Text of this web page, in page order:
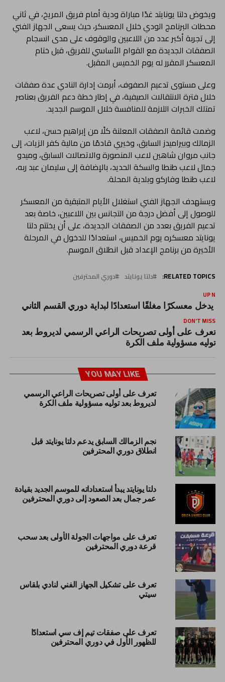
ويخوض دلتا يونايتد غدًا مباراة ودية أمام فريق المريخ، في ثاني
محطات البرنامج الودي خلال المعسكر، حيث يسعى الجهاز الفني
إلى تجربة أكبر عدد من اللاعبين والوقوف على مدى انسجام
الصفقات الجديدة مع القوام الأساسي للفريق، قبل ختام
المعسكر المقرر له يوم الخميس المقبل.
وعلى مستوى تدعيم الصفوف، أبرمت إدارة النادي عدة صفقات
خلال فترة الانتقالات الصيفية، في إطار خطة دعم الفريق بعناصر
تمتلك الخبرات اللازمة للمنافسة خلال الموسم الجديد.
وضمت قائمة الصفقات المعلنة كلًا من إبراهيم حسن، لاعب
الزمالك وبيراميدز السابق، وخيري قادمًا من مالية كفر الزيات، إلى
جانب مروان شاهين لاعب المنصورة والاتصالات السابق، وميدو
جمال لاعب طنطا والسكة الحديد، بالإضافة إلى سليمان عبد ربه،
لاعب طنطا وفاركو وبلدية المحلة.
ويستهدف الجهاز الفني استغلال الأيام المتبقية من المعسكر
للوصول إلى أفضل درجة من التجانس بين اللاعبين، خاصة بعد
تدعيم الفريق بعدد من الصفقات الجديدة، على أن يختتم دلتا
يونايتد معسكره يوم الخميس، استعدادًا للدخول في المرحلة
الأخيرة من برنامج الإعداد قبل انطلاق الموسم.
RELATED TOPICS: دلتا يونايتد دوري المحترفين
UP
يدخل معسكرًا مغلقًا استعدادًا لبداية دوري القسم الثاني
DON'T MISS
تعرف على أولى تصريحات الراعي الرسمي لديروط بعد
توليه مسؤولية ملف الكرة
YOU MAY LIKE
تعرف على أولى تصريحات الراعي الرسمي
لديروط بعد توليه مسؤولية ملف الكرة
نجم الزمالك السابق يدعم دلتا يونايتد قبل
انطلاق دوري المحترفين
دلتا يونايتد يبدأ استعداداته للموسم الجديد بقيادة
عمر جمال بعد الصعود إلى دوري المحترفين
تعرف على مواجهات الجولة الأولى بعد سحب
قرعة دوري المحترفين
تعرف على تشكيل الجهاز الفني لنادي بلقاس
سيتي
تعرف على صفقات تيم إف سي استعدادًا
للظهور الأول في دوري المحترفين